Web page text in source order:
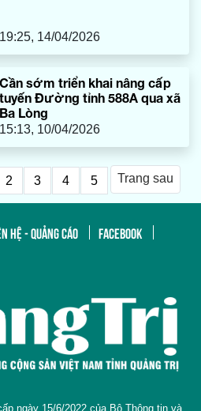
19:25, 14/04/2026
Cần sớm triển khai nâng cấp
tuyến Đường tỉnh 588A qua xã
Ba Lòng
15:13, 10/04/2026
2 3 4 5 Trang sau
HỆ - QUẢNG CÁO
FACEBOOK
ngày 15/6/2022 của Bộ Thông tin và